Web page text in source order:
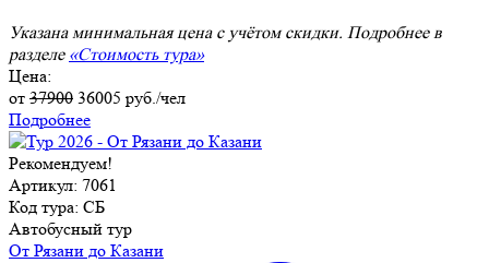
Указана минимальная цена с учётом скидки. Подробнее в
разделе «Стоимость тура»
Цена:
от 37900 36005 руб./чел
Подробнее
Рекомендуем!
Артикул: 7061
Код тура: СБ
Автобусный тур
От Рязани до Казани